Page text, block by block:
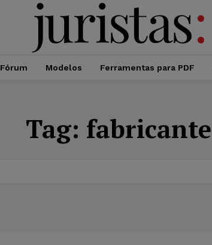
Fórum Modelos Ferramentas para PDF
Tag: fabricante